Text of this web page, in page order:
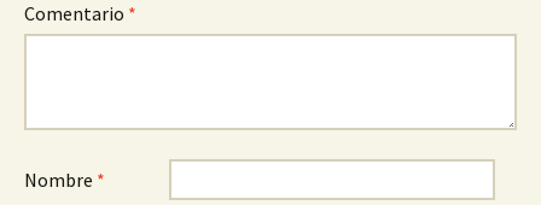
Comentario *
Nombre *